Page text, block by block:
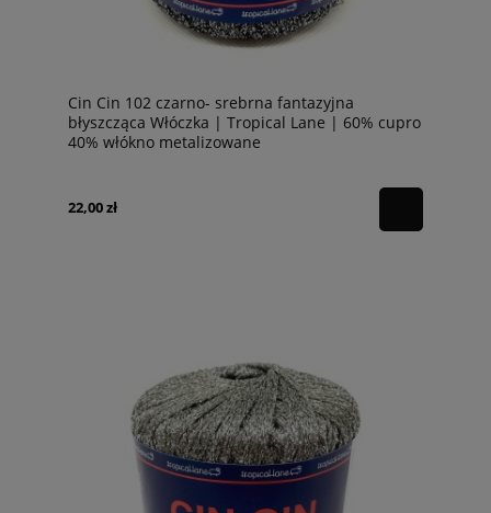
Cin Cin 102 czarno- srebrna fantazyjna
błyszcząca Włóczka | Tropical Lane | 60% cupro
40% włókno metalizowane
22,00 zł